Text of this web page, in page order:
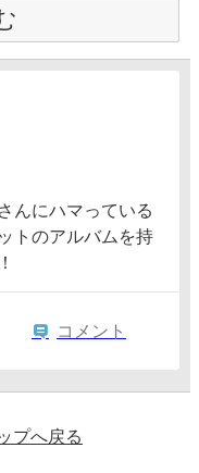
んにハマっている
トのアルバムを持
コメント
プへ戻る